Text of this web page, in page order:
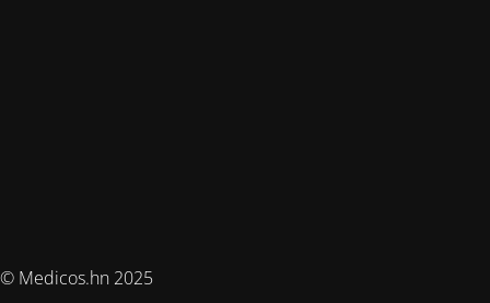
© Medicos.hn 2025